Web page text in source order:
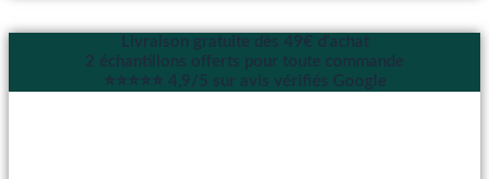
Livraison gratuite dès 49€ d'achat
2 échantillons offerts pour toute commande
⭐⭐⭐⭐⭐ 4,9/5 sur avis vérifiés Google